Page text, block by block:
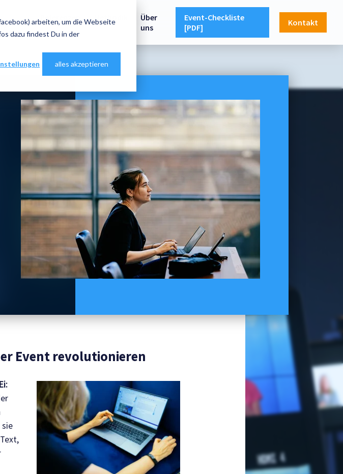
arbeiten, um die Webseite
dazu findest Du in der
alles akzeptieren
Referenzen Methodik
Über
uns
Event-Checkliste
[PDF]
Kontakt
Event revolutionieren
sie